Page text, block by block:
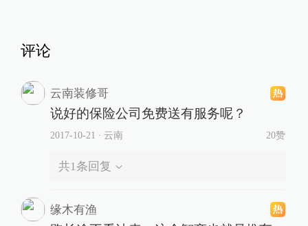
评论
云南装修哥
说好的保险公司免费送有服务呢？
2017-10-21 ∙ 云南 20赞
共1 条回复
缘木有渔